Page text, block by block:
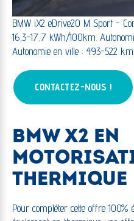
BMW iX2 eDrive20 M Sport -
16,3-17,7 kWh/100km.
Autonomie en ville : 493-522 km.
CONTACTEZ-NOUS !
BMW X2 EN
THERMIQUE
Pour compléter cette offre 100%